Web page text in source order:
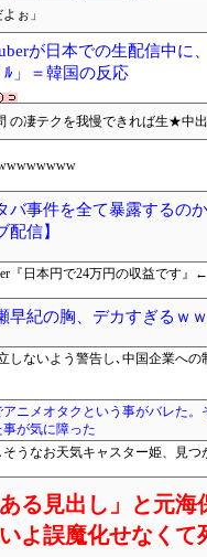
ぉ」
が日本での生配信中に
」＝韓国の反応
の凄テクを我慢できれば生★中出
バ事件を全て暴露するの
信】
『日本円で24万円の収益です』
早紀の胸、デカすぎるｗ
しないよう警告し､中国企業へ
アニメオタクという事がバレた
が気に障った
そうなお天気キャスター姫、見つ
る見出し」と元
よ誤魔化せなくて